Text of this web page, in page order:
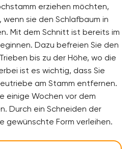
erziehen möchten,
sie den Schlafbaum in
Mit dem Schnitt ist bereits im
Dazu befreien Sie den
bis zu der Höhe, wo die
ist es wichtig, dass Sie
am Stamm entfernen.
einige Wochen vor dem
Durch ein Schneiden der
gewünschte Form verleihen.